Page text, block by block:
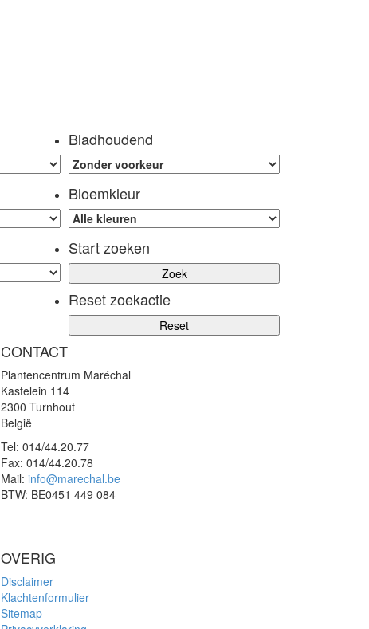
Bladhoudend
Bloemkleur
Start zoeken
Reset zoekactie
CONTACT
Plantencentrum Maréchal
Kastelein 114
2300 Turnhout
België
Tel: 014/44.20.77
Fax: 014/44.20.78
Mail: info@marechal.be
BTW: BE0451 449 084
OVERIG
Disclaimer
Klachtenformulier
Sitemap